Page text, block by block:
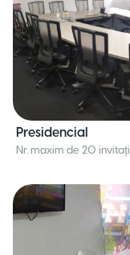
Presidencial
Nr. maxim de 20 invitați